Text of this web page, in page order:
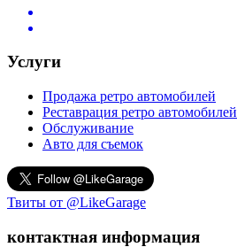
Услуги
Продажа ретро автомобилей
Реставрация ретро автомобилей
Обслуживание
Авто для съемок
Твиты от @LikeGarage
контактная информация